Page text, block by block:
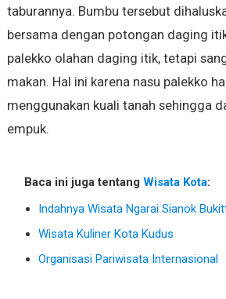
taburannya. Bumbu tersebut
bersama dengan potongan daging
palekko olahan daging itik, tetapi
makan. Hal ini karena nasu palekko
menggunakan kuali tanah sehingga
empuk.
Baca ini juga tentang Wisata Kota:
Indahnya Wisata Ngarai Sianok
Wisata Kuliner Kota Kudus
Organisasi Pariwisata Internasional